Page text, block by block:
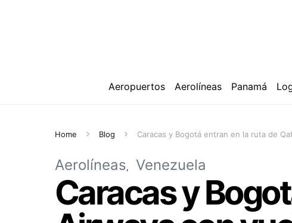
Aeropuertos Aerolíneas Panamá
Home Blog Caracas y Bogotá entran en la ruta de
Aerolíneas Venezuela
Caracas y